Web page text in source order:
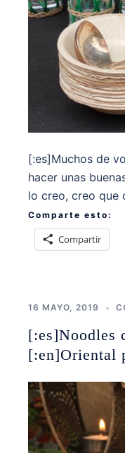
[:es]Muchos de
hacer unas
lo creo, creo
Comparte esto:
Compartir
16 MAYO, 2019
[:es]Noodles
[:en]Oriental